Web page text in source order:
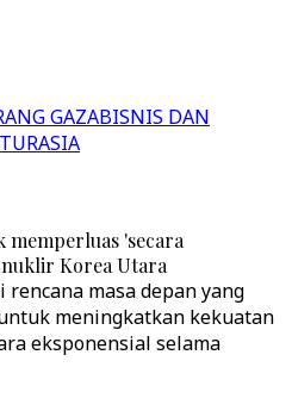
GAZABISNIS DAN
ASIA
'secara
Korea Utara
masa depan yang
meningkatkan kekuatan
eksponensial selama